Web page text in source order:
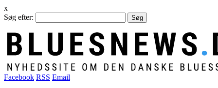
x
Søg efter:
Facebook RSS Email